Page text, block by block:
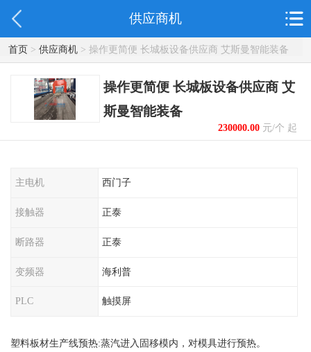
供应商机
首页> 供应商机> 操作更简便 长城板设备供应商 艾斯曼智能装备
操作更简便 长城板设备供应商 艾
斯曼智能装备
230000.00元/个 起
主电机 西门子
接触器 正泰
断路器 正泰
变频器 海利普
PLC 触摸屏
塑料板材生产线预热:蒸汽进入固移模内，对模具进行预热。